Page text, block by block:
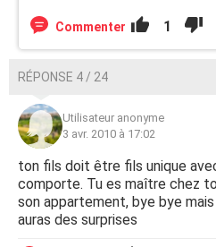
Commenter 1
RÉPONSE 4 / 24
Utilisateur anonyme
3 avr. 2010 à 17:02
ton fils doit être fils unique
comporte. Tu es maître chez
son appartement, bye bye
auras des surprises